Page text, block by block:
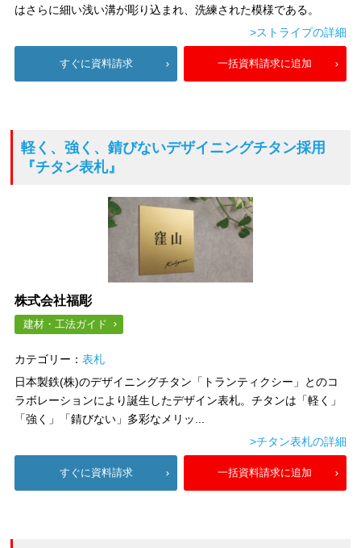
はさらに細い浅い溝が彫り込まれ、洗練された模様である。
>ストライプの詳細
すぐに資料請求 一括資料請求に追加
軽く、強く、錆びないデザイニングチタン採用
『チタン表札』
株式会社福彫
建材・工法ガイド
カテゴリー：表札
日本製鉄(株)のデザイニングチタン「トランティクシー」とのコ
ラボレーションにより誕生したデザイン表札。チタンは「軽く」
「強く」「錆びない」多彩なメリッ...
>チタン表札の詳細
すぐに資料請求 一括資料請求に追加